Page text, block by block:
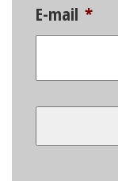
E-mail *